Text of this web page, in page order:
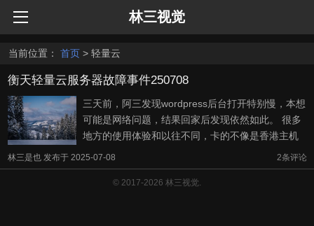
林三视觉
当前位置： 首页> 轻量云
衡天轻量云服务器故障事件250708
三天前，阿三发现wordpress后台打开特别慢，本想
可能是网络问题，结果回家后发现依然如此。 很多
地方的使用体验和以往不同，卡的不像是香港主机
的表现，倒像是美国主机的那种连接不畅。比如
wordpress后台点击外观、插件等常见本地化菜单的
时候，要等大概30秒才能跳转，而且跳转后的每个
林三是也发布于 2025-07-08 2条评论
© 2017-2026 林三视觉.